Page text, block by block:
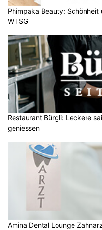
Phimpaka Beauty:
Wil SG
Restaurant Bürgli: Leckere
geniessen
Amina Dental Lounge